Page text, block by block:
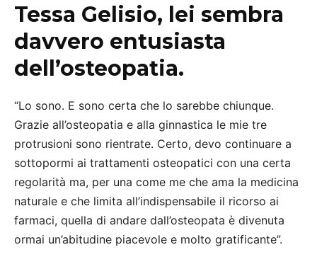
Tessa Gelisio, lei sembra
davvero entusiasta
dell’osteopatia.
“Lo sono. E sono certa che lo sarebbe chiunque.
Grazie all’osteopatia e alla ginnastica le mie tre
protrusioni sono rientrate. Certo, devo continuare a
sottopormi ai trattamenti osteopatici con una certa
regolarità ma, per una come me che ama la medicina
naturale e che limita all’indispensabile il ricorso ai
farmaci, quella di andare dall’osteopata è divenuta
ormai un’abitudine piacevole e molto gratificante”.